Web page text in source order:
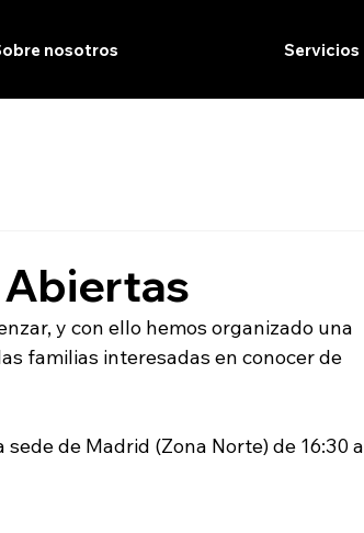
nosotros Servicios
y con ello hemos organizado una
familias interesadas en conocer de
de Madrid (Zona Norte) de 16:30 a